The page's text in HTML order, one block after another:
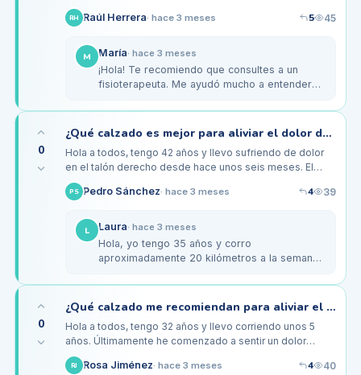
Desde hace un par de meses, he estado sintiendo un
dolor persistente en el…
RH Raúl Herrera· hace 3 meses 5 45
M María· hace 3 meses
¡Hola! Te recomiendo que consultes a un
fisioterapeuta. Me ayudó mucho a entender
ejercicios específicos para fortalecer mis…
0
¿Qué calzado es mejor para aliviar el dolor de talón al caminar?
Hola a todos, tengo 42 años y llevo sufriendo de dolor
en el talón derecho desde hace unos seis meses. El
dolor es más intenso por las mañanas cuando me
levanto y también después…
PS Pedro Sánchez· hace 3 meses 4 39
L Laura· hace 3 meses
Hola, yo tengo 35 años y corro
aproximadamente 20 kilómetros a la semana.
invertir en unas plantillas ortopédicas…
0
¿Qué calzado me recomiendan para aliviar el dolor de talón al correr?
Hola a todos, tengo 32 años y llevo corriendo unos 5
años. Últimamente he comenzado a sentir un dolor
intenso en el talón derecho, especialmente después de
mis carreras de entre…
RJ Rosa Jiménez· hace 3 meses 4 40